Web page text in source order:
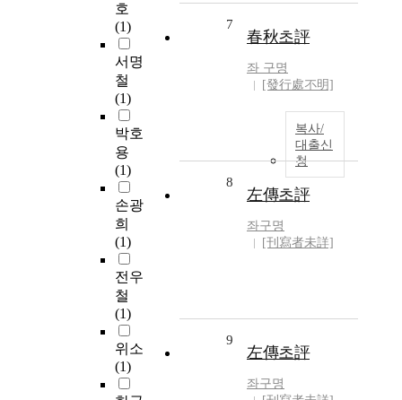
호
(1)
서명
철
(1)
박호
용
(1)
손광
희
(1)
전우
철
(1)
위소
(1)
7
春秋초評
좌 구명
[發行處不明]
복사/
대출신
청
8
左傳초評
좌구명
[刊寫者未詳]
9
左傳초評
좌구명